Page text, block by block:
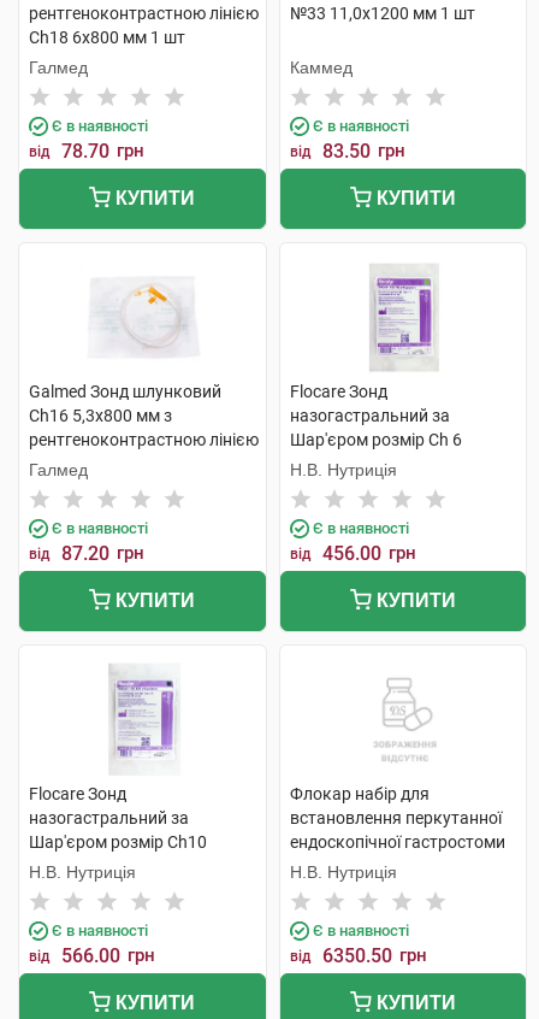
рентгеноконтрастною лінією
Ch18 6х800 мм 1 шт
Галмед
Є в наявності
від 78.70 грн
КУПИТИ
№33 11,0х1200 мм 1 шт
Каммед
Є в наявності
від 83.50 грн
КУПИТИ
Galmed Зонд шлунковий
Ch16 5,3x800 мм з
рентгеноконтрастною лінією
1 шт
Галмед
Є в наявності
від 87.20 грн
КУПИТИ
Flocare Зонд
назогастральний за
Шар'єром розмір Ch 6
довжина 60 см 1 шт
Н.В. Нутриція
Є в наявності
від 456.00 грн
КУПИТИ
Flocare Зонд
назогастральний за
Шар'єром розмір Ch10
довжина 110 см 1 шт
Н.В. Нутриція
Є в наявності
від 566.00 грн
КУПИТИ
Флокар набір для
встановлення перкутанної
ендоскопічної гастростоми
18 за Шар'єром 1 набір
Н.В. Нутриція
Є в наявності
від 6350.50 грн
КУПИТИ